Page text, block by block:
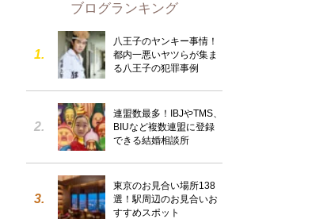
ブログランキング
八王子のヤンキー事情！
都内一悪いヤツらが集ま
る八王子の犯罪事例
連盟数最多！IBJやTMS、
BIUなど複数連盟に登録
できる結婚相談所
東京のお見合い場所138
選！駅周辺のお見合いお
すすめスポット